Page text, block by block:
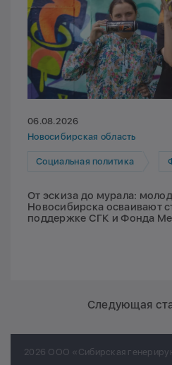
06.08.2026
Новосибирская область
Социальная политика
От эскиза до мурала:
Новосибирска осваивают
поддержке СГК и Фонда
Следующая
2026 ООО «Сибирская